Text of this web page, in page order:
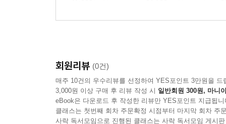
회원리뷰 (0건)
매주 10건의 우수리뷰를 선정하여 YES포인트 3만원을 드
3,000원 이상 구매 후 리뷰 작성 시 일반회원 300원, 마니
eBook은 다운로드 후 작성한 리뷰만 YES포인트 지급됩니
클래스는 첫번째 회차 주문확정 시점부터 마지막 회차 주
사락 독서모임으로 진행된 클래스는 사락 독서모임 게시